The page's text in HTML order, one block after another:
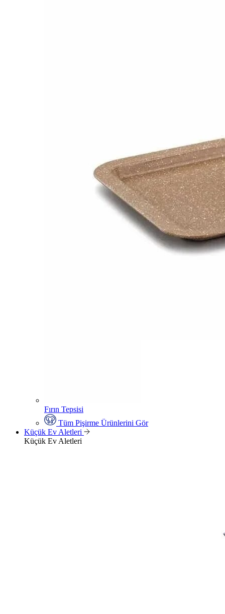
Fırın Tepsisi
Tüm Pişirme Ürünlerini Gör
Küçük Ev Aletleri
Küçük Ev Aletleri